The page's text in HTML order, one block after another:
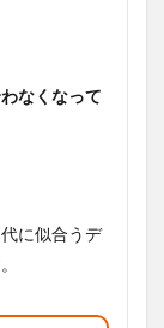
なくなって
に似合うデ